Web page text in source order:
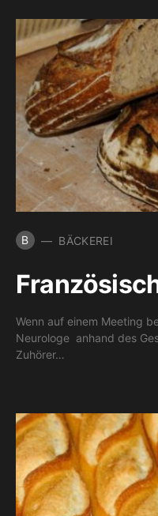
B BÄCKEREI
Wenn auf einem Meeting
Neurologe anhand des
Zuhörer…